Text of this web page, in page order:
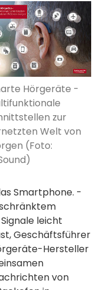
Hörgeräte -
zur
Welt von
(Foto:
Smartphone. -
leicht
Geschäftsführer
Hersteller
von